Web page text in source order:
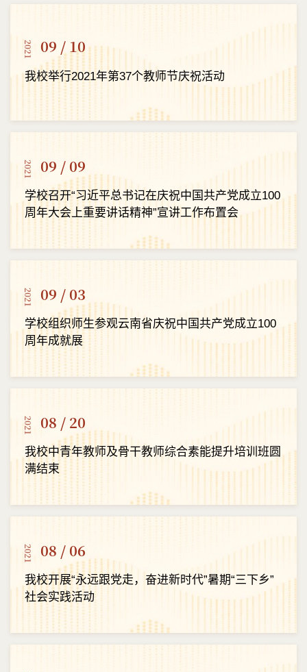
2021 09 / 10
我校举行2021年第37个教师节庆祝活动
2021 09 / 09
学校召开“习近平总书记在庆祝中国共产党成立100
周年大会上重要讲话精神”宣讲工作布置会
2021 09 / 03
学校组织师生参观云南省庆祝中国共产党成立100
周年成就展
2021 08 / 20
我校中青年教师及骨干教师综合素能提升培训班圆
满结束
2021 08 / 06
我校开展“永远跟党走，奋进新时代”暑期“三下乡”
社会实践活动